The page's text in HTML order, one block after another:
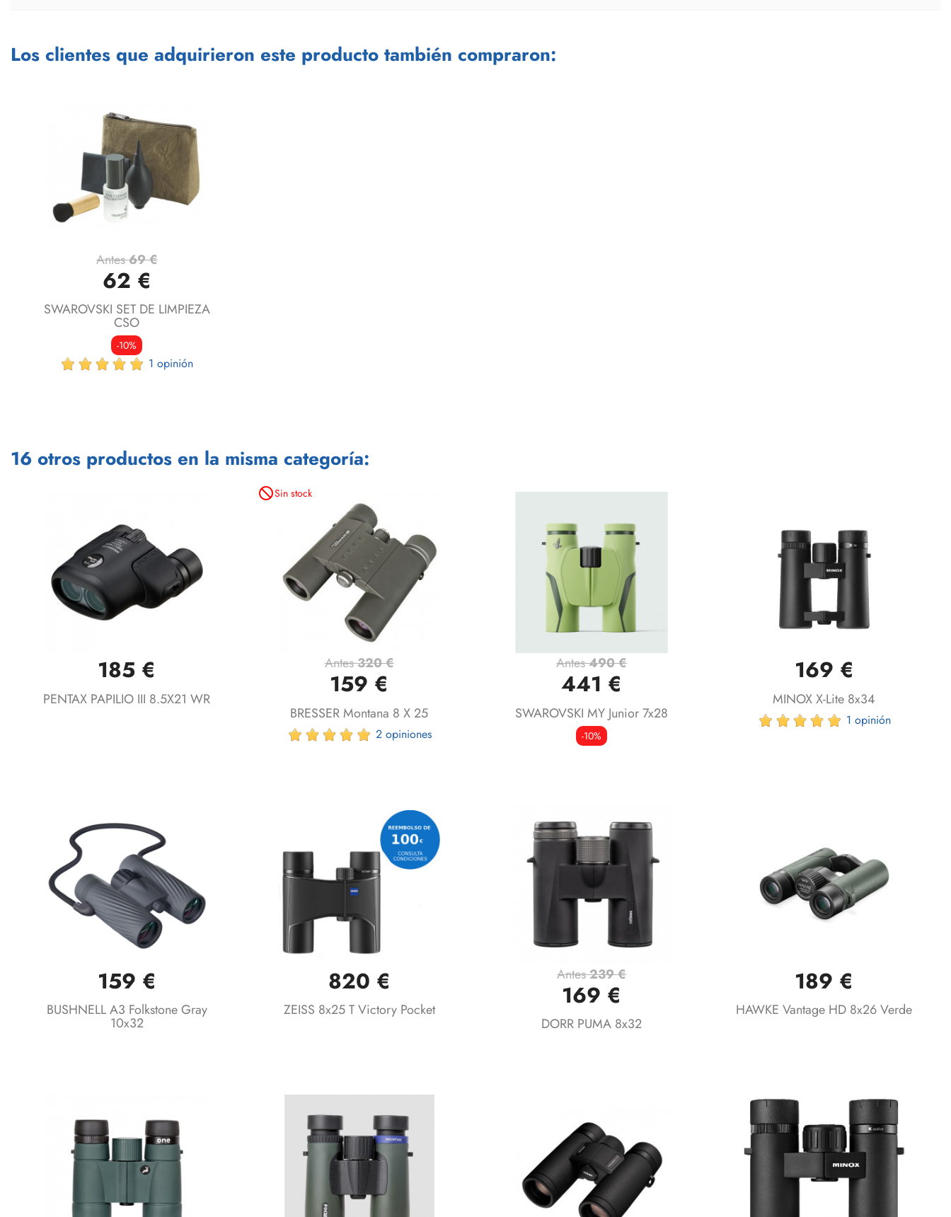
Los clientes que adquirieron este producto también compraron:
Vista rápida
Antes69 €
62 €
SWAROVSKI SET DE LIMPIEZA
CSO
-10%
1 opinión
16 otros productos en la misma categoría:
Vista rápida
185 €
PENTAX PAPILIO III 8.5X21 WR
not_interestedSin stock
Vista rápida
Antes320 €
159 €
BRESSER Montana 8 X 25
2 opiniones
Vista rápida
Antes490 €
441 €
SWAROVSKI MY Junior 7x28
-10%
Vista rápida
169 €
MINOX X-Lite 8x34
1 opinión
Vista rápida
159 €
BUSHNELL A3 Folkstone Gray
10x32
Vista rápida
820 €
ZEISS 8x25 T Victory Pocket
Vista rápida
Antes239 €
169 €
DORR PUMA 8x32
Vista rápida
189 €
HAWKE Vantage HD 8x26 Verde